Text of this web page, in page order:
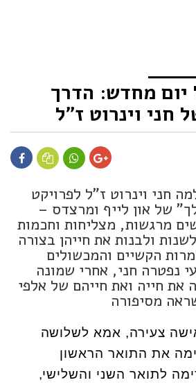
יום מחדש: הדרך
חני וינרוט ז"ל
חני וינרוט ז"ל לפרויקט
של און לייף ומרצדס –
מרגשות, מצליחות וחכמות
ולבנות את חייהן בצורה
הקשיים והמכשולים
נפטרה חני, אחרי שמונה
את חייה ואת חייהם של אלפי
מסיפורה
אישה צעירה, אמא לשלושה
את התואר הראשון
לתואר השני והשלישי,